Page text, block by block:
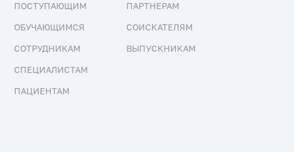
ПОСТУПАЮЩИМ
ОБУЧАЮЩИМСЯ
СОТРУДНИКАМ
СПЕЦИАЛИСТАМ
ПАЦИЕНТАМ
ПАРТНЕРАМ
СОИСКАТЕЛЯМ
ВЫПУСКНИКАМ